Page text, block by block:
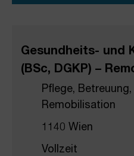
Gesundheits- und
(BSc, DGKP) –
Pflege,
Remobilisation
1140 Wien
Vollzeit